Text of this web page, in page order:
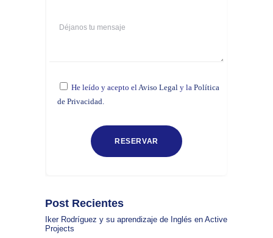
He leído y acepto el Aviso Legal y la Política
de Privacidad.
Post Recientes
Iker Rodríguez y su aprendizaje de Inglés en Active
Projects